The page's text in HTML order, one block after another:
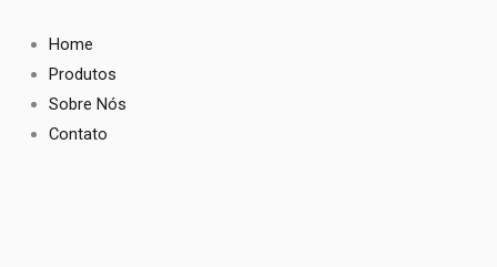
conteúdo
Home
Produtos
Sobre Nós
Contato